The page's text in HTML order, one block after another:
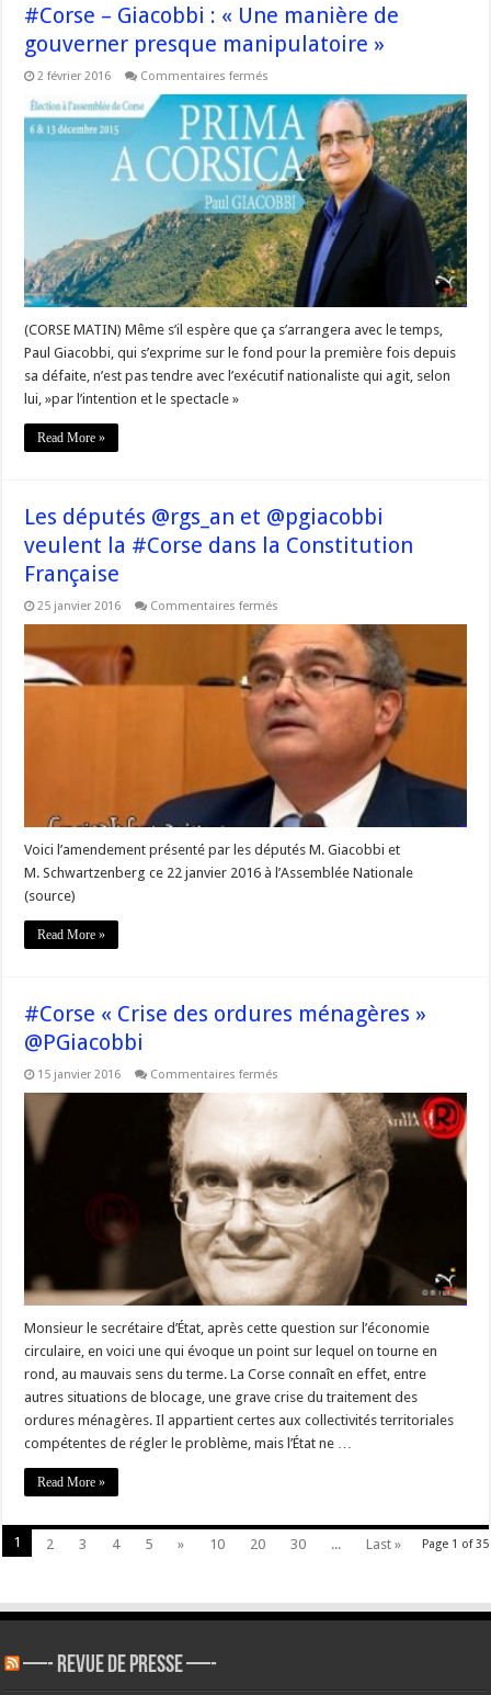
#Corse – Giacobbi : « Une manière de
gouverner presque manipulatoire »
2 février 2016 Commentaires fermés
–
Giacobbi
:
« Une
manière
de
gouverner
presque
manipulatoire »
(CORSE MATIN) Même s’il espère que ça s’arrangera avec le temps,
Paul Giacobbi, qui s’exprime sur le fond pour la première fois depuis
sa défaite, n’est pas tendre avec l’exécutif nationaliste qui agit, selon
lui, »par l’intention et le spectacle »
Read More »
Les députés @rgs_an et @pgiacobbi
veulent la #Corse dans la Constitution
Française
25 janvier 2016 Commentaires fermés
@rgs_an
et
@pgiacobbi
veulent
la
#Corse
dans
la
Constitution
Voici l’amendement présenté par les députés M. Giacobbi et
M. Schwartzenberg ce 22 janvier 2016 à l’Assemblée Nationale
(source)
Read More »
#Corse « Crise des ordures ménagères »
@PGiacobbi
15 janvier 2016 Commentaires fermés
ménagères »
@PGiacobbi
Monsieur le secrétaire d’État, après cette question sur l’économie
circulaire, en voici une qui évoque un point sur lequel on tourne en
rond, au mauvais sens du terme. La Corse connaît en effet, entre
autres situations de blocage, une grave crise du traitement des
ordures ménagères. Il appartient certes aux collectivités territoriales
compétentes de régler le problème, mais l’État ne …
Read More »
Page 1 of 35
1 2 3 4 5 » 10 20 30 ... Last »
—- REVUE DE PRESSE —-